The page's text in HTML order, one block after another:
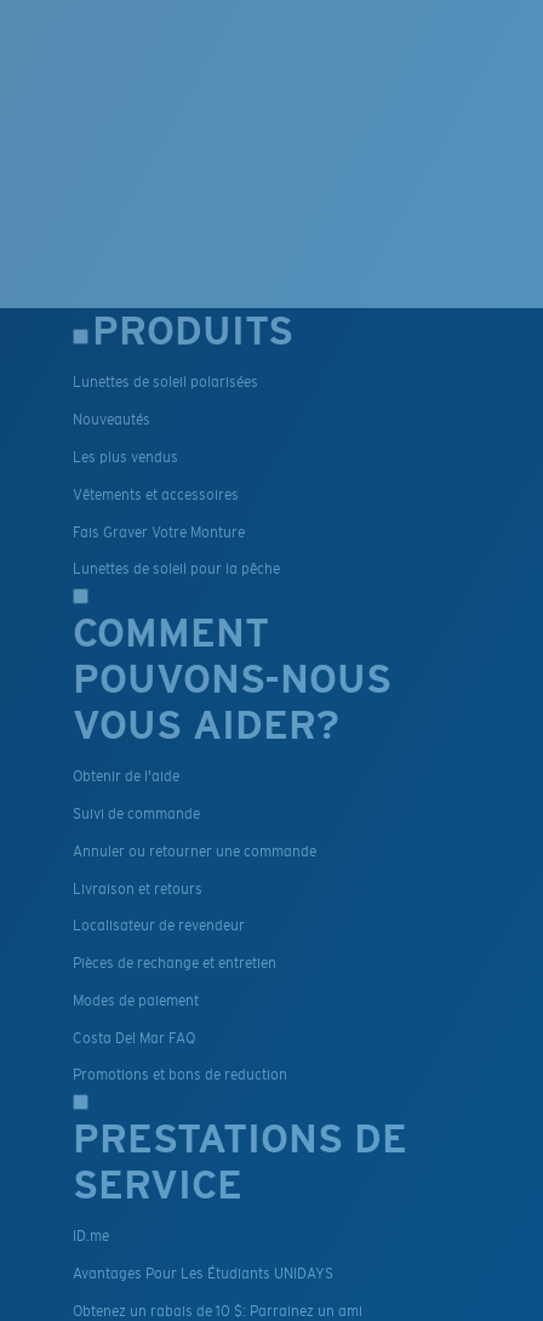
PRODUITS
Lunettes de soleil polarisées
Nouveautés
Les plus vendus
Vêtements et accessoires
Fais Graver Votre Monture
Lunettes de soleil pour la pêche
COMMENT
POUVONS-NOUS
VOUS AIDER?
Obtenir de l'aide
Suivi de commande
Annuler ou retourner une commande
Livraison et retours
Localisateur de revendeur
Pièces de rechange et entretien
Modes de paiement
Costa Del Mar FAQ
Promotions et bons de reduction
PRESTATIONS DE
SERVICE
ID.me
Avantages Pour Les Étudiants UNIDAYS
Obtenez un rabais de 10 $: Parrainez un ami